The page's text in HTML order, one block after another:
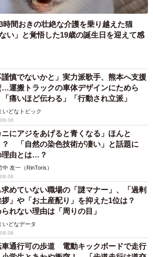
時間おきの壮絶な介護を乗り越えた猫
い」と覚悟した19歳の誕生日を迎えて感
謹慎でないかと」実力派歌手、熊本へ支援
…運搬トラックの車体デザインにためら
痛いほど伝わる」「行動され立派」
いどなトピック
ニにアジをあげると青くなる」ほんと
？ 「自然の染色技術が凄い」と話題に
理由とは…？
中 友一（RinToris）
めていない職場の「謎マナー」、「過剰
拶」や「お土産配り」を抑えた1位は？
れない理由は「周りの目」
いどなデータ
車通行可の歩道 電動キックボードで走行